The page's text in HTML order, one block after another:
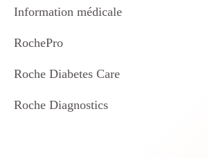
Information médicale
RochePro
Roche Diabetes Care
Roche Diagnostics